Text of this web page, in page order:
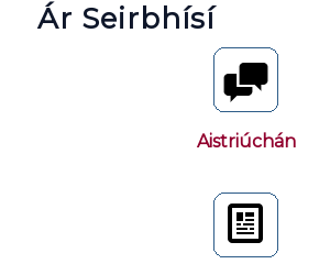
Ár Seirbhísí
Aistriúchán